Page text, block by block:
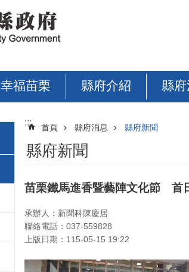
幸福苗栗 縣府介紹 縣
::: 首頁 縣府消息 縣府新聞
縣府新聞
苗栗鐵馬進香暨藝陣文化節 首
承辦人：新聞科陳慶居
聯絡電話：037-559828
上版日期：115-05-15 19:22